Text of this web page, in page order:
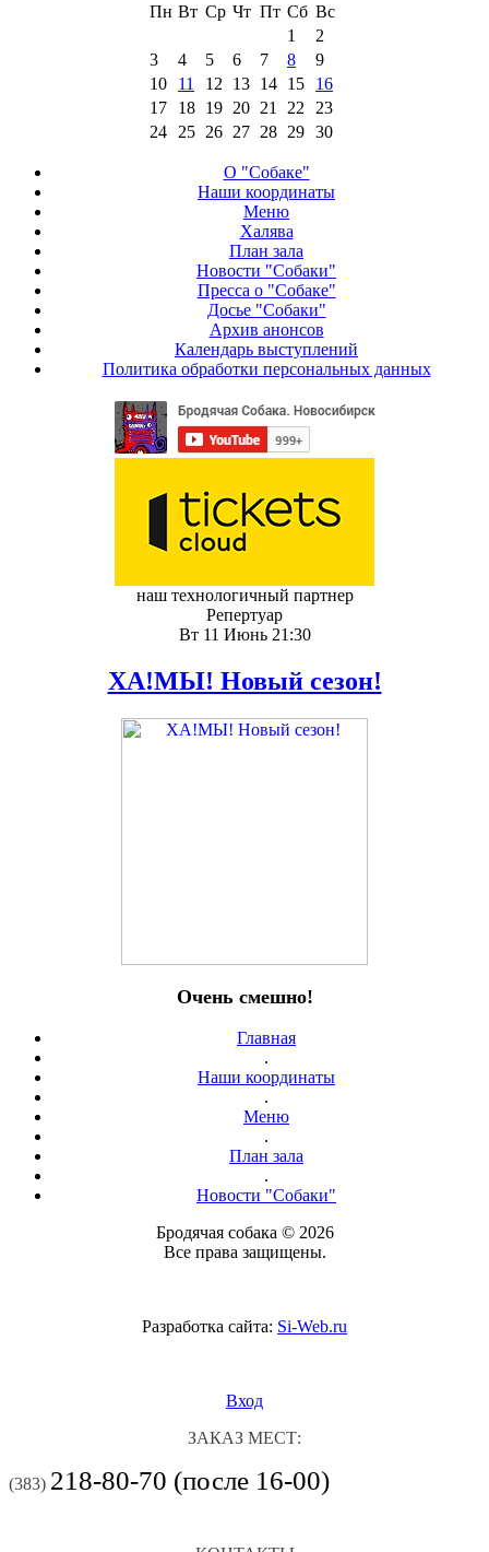
Пн Вт Ср Чт Пт Сб Вс
1
2
3
4 5 6 7 8
9
10
11 12 13 14 15
16
17
18 19 20 21 22
23
24
25 26 27 28 29 30
О "Собаке"
Наши координаты
Меню
Халява
План зала
Новости "Собаки"
Пресса о "Собаке"
Досье "Собаки"
Архив анонсов
Календарь выступлений
Политика обработки персональных данных
наш технологичный партнер
Репертуар
Вт 11 Июнь 21:30
ХА!МЫ! Новый сезон!
Очень смешно!
Главная
.
Наши координаты
.
Меню
.
План зала
.
Новости "Собаки"
Бродячая собака © 2026
Все права защищены.
Разработка сайта: Si-Web.ru
Вход
ЗАКАЗ МЕСТ:
(383) 218-80-70 (после 16-00)